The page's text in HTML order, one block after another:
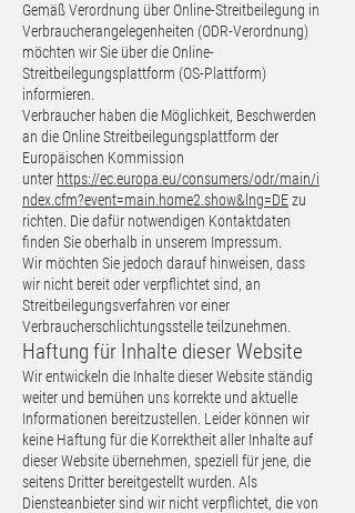
Gemäß Verordnung über Online-Streitbeilegung in
Verbraucherangelegenheiten (ODR-Verordnung)
möchten wir Sie über die Online-
Streitbeilegungsplattform (OS-Plattform)
informieren.
Verbraucher haben die Möglichkeit, Beschwerden
an die Online Streitbeilegungsplattform der
Europäischen Kommission
unter https://ec.europa.eu/consumers/odr/main/i
ndex.cfm?event=main.home2.show&lng=DEzu
richten. Die dafür notwendigen Kontaktdaten
finden Sie oberhalb in unserem Impressum.
Wir möchten Sie jedoch darauf hinweisen, dass
wir nicht bereit oder verpflichtet sind, an
Streitbeilegungsverfahren vor einer
Verbraucherschlichtungsstelle teilzunehmen.
Haftung für Inhalte dieser Website
Wir entwickeln die Inhalte dieser Website ständig
weiter und bemühen uns korrekte und aktuelle
Informationen bereitzustellen. Leider können wir
keine Haftung für die Korrektheit aller Inhalte auf
dieser Website übernehmen, speziell für jene, die
seitens Dritter bereitgestellt wurden. Als
Diensteanbieter sind wir nicht verpflichtet, die von